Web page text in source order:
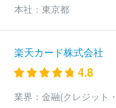
本社： 東京都
楽天カード株式会社
4.8
業界： 金融(クレジット